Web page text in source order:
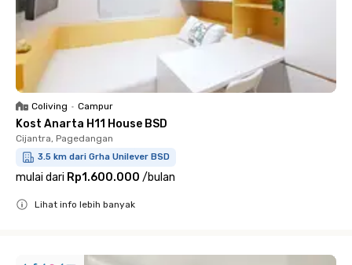
Coliving • Campur
Kost Anarta H11 House BSD
Cijantra, Pagedangan
3.5 km dari Grha Unilever BSD
mulai dari Rp1.600.000 /bulan
Lihat info lebih banyak